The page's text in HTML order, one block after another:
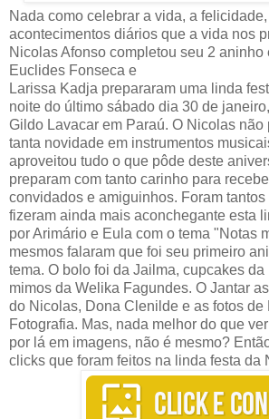
Nada como celebrar a vida, a
acontecimentos diários que a vida nos
Nicolas Afonso completou seu 2 aninho
Euclides Fonseca e
Larissa Kadja prepararam uma linda
noite do último sábado dia 30 de
Gildo Lavacar em Paraú. O Nicolas não
tanta novidade em instrumentos
aproveitou tudo o que pôde deste
preparam com tanto carinho para
convidados e amiguinhos. Foram
fizeram ainda mais aconchegante esta
por Arimário e Eula com o tema "Notas
mesmos falaram que foi seu primeiro
tema. O bolo foi da Jailma, cupcakes
mimos da Welika Fagundes. O Jantar
do Nicolas, Dona Clenilde e as fotos de
Fotografia. Mas, nada melhor do que
por lá em imagens, não é mesmo?
clicks que foram feitos na linda festa da